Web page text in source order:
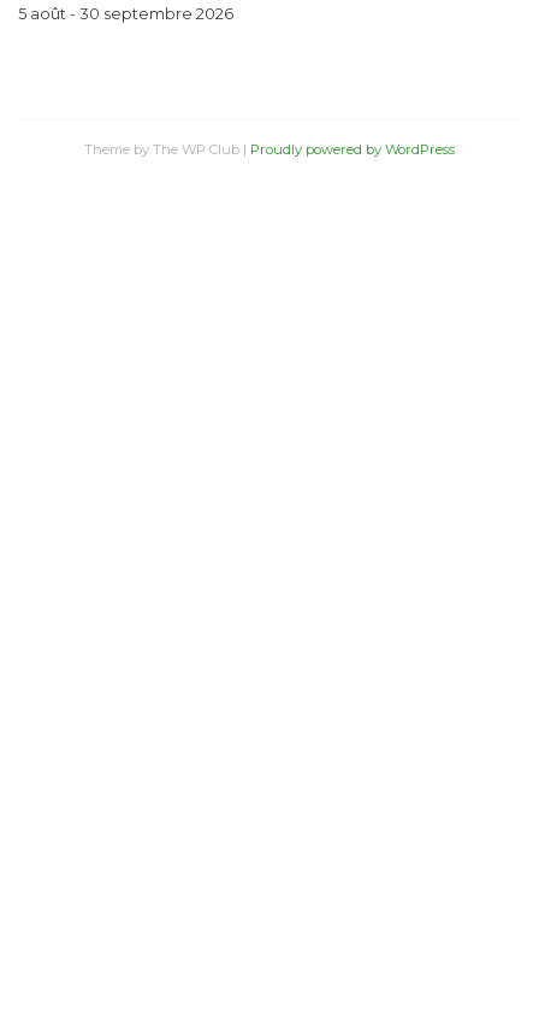
5 août - 30 septembre 2026
Theme by The WP Club | Proudly powered by WordPress